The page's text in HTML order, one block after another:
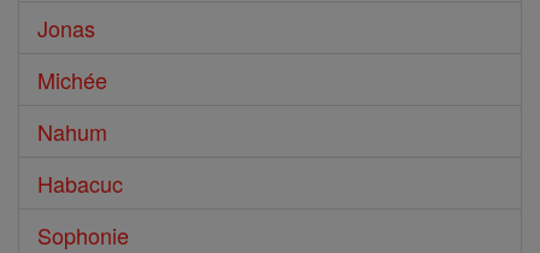
Jonas
Michée
Nahum
Habacuc
Sophonie